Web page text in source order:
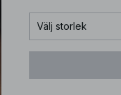
Välj storlek